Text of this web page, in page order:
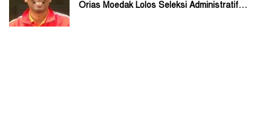
Orias Moedak Lolos Seleksi Administratif